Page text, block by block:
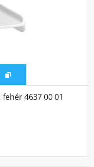
4637 00 01